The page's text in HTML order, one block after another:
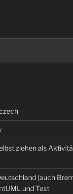
ziehen als
(auch
und Test